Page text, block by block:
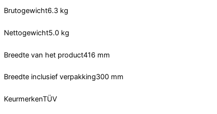
Brutogewicht6.3 kg
Nettogewicht5.0 kg
Breedte van het product416 mm
Breedte inclusief verpakking300 mm
KeurmerkenTÜV